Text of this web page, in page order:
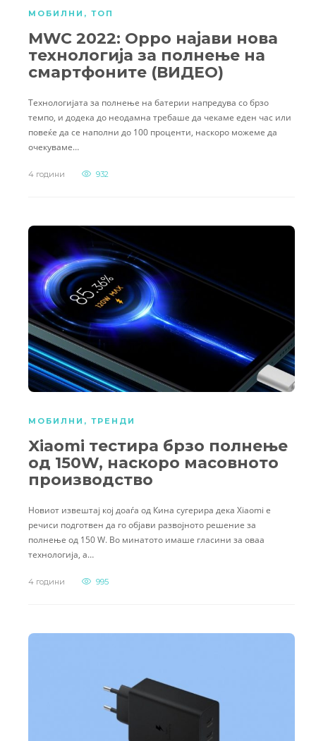
МОБИЛНИ , ТОП
MWC 2022: Oppo најави нова
технологија за полнење на
смартфоните (ВИДЕО)
Технологијата за полнење на батерии напредува со брзо
темпо, и додека до неодамна требаше да чекаме еден час или
повеќе да се наполни до 100 проценти, наскоро можеме да
очекуваме…
4 години 932
МОБИЛНИ , ТРЕНДИ
Xiaomi тестира брзо полнење
од 150W, наскоро масовното
производство
Новиот извештај кој доаѓа од Кина сугерира дека Xiaomi е
речиси подготвен да го објави развојното решение за
полнење од 150 W. Во минатото имаше гласини за оваа
технологија, а…
4 години 995